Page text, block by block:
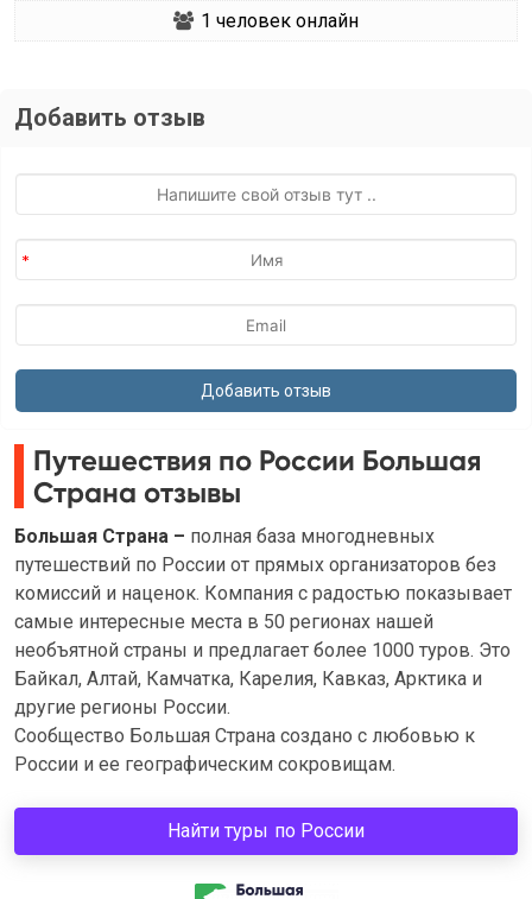
1 человек онлайн
Добавить отзыв
Путешествия по России Большая
Страна отзывы
Большая Страна – полная база многодневных
путешествий по России от прямых организаторов без
комиссий и наценок. Компания с радостью показывает
самые интересные места в 50 регионах нашей
необъятной страны и предлагает более 1000 туров. Это
Байкал, Алтай, Камчатка, Карелия, Кавказ, Арктика и
другие регионы России.
Сообщество Большая Страна создано с любовью к
России и ее географическим сокровищам.
Найти туры по России